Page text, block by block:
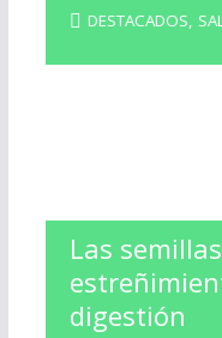
DESTACADOS,
Las
digestión